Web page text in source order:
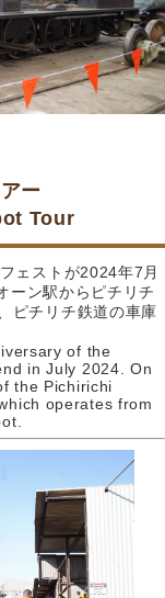
ー
Tour
ェストが2024年7月
ーン駅からピチリチ
ピチリチ鉄道の車庫
of the
in July 2024. On
the Pichirichi
operates from